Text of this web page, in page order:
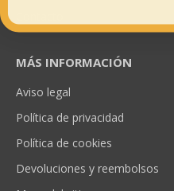
MÁS INFORMACIÓN
Aviso legal
Política de privacidad
Política de cookies
Devoluciones y reembolsos